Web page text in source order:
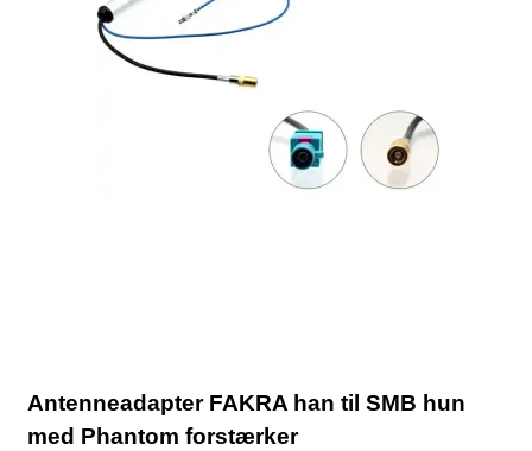
Antenneadapter FAKRA han til SMB hun
med Phantom forstærker